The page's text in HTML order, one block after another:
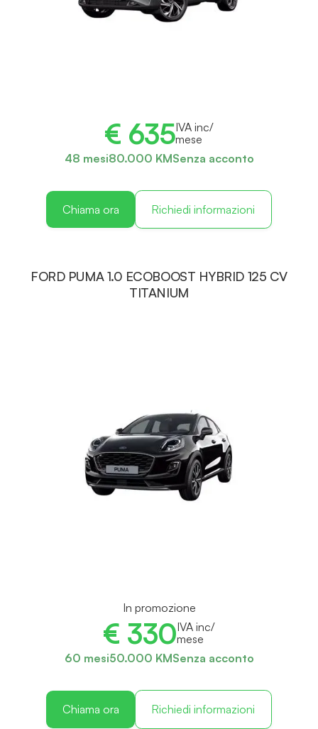
€ 635IVA inc/
mese
48 mesi80.000 KMSenza acconto
Chiama ora Richiedi informazioni
FORD PUMA 1.0 ECOBOOST HYBRID 125 CV
TITANIUM
In promozione
€ 330IVA inc/
mese
60 mesi50.000 KMSenza acconto
Chiama ora Richiedi informazioni